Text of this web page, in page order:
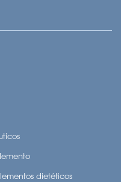
dietéticos